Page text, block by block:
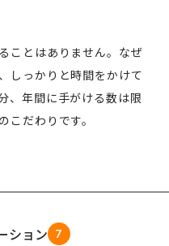
ことはありません。 なぜ
しっかりと時間をかけて
、年間に手がける数は限
こだわりです。
ション